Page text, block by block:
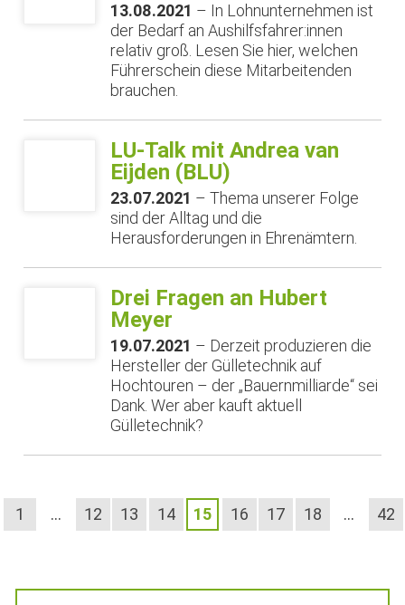
13.08.2021 – In Lohnunternehmen ist
der Bedarf an Aushilfsfahrer:innen
relativ groß. Lesen Sie hier, welchen
Führerschein diese Mitarbeitenden
brauchen.
LU-Talk mit Andrea van
Eijden (BLU)
23.07.2021 – Thema unserer Folge
sind der Alltag und die
Herausforderungen in Ehrenämtern.
Drei Fragen an Hubert
Meyer
19.07.2021 – Derzeit produzieren die
Hersteller der Gülletechnik auf
Hochtouren – der „Bauernmilliarde“ sei
Dank. Wer aber kauft aktuell
Gülletechnik?
1 … 12 13 14 15 16 17 18 … 42